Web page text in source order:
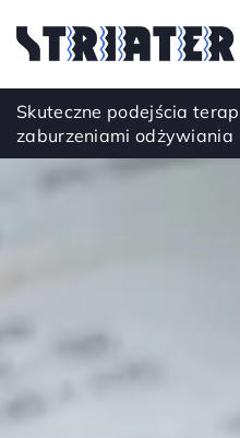
Ubrania z biżuteryjnym
zimowy hit stylizacyjny!
Skuteczne podejścia
zaburzeniami odżywiania
Najmodniejsze wzory
naturą